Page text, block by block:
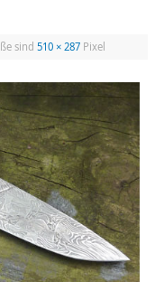
sind 510 × 287Pixel